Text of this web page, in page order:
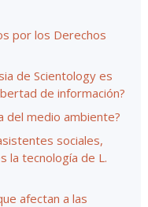
por los Derechos
de Scientology es
de información?
del medio ambiente?
sociales,
la tecnología de L.
afectan a las